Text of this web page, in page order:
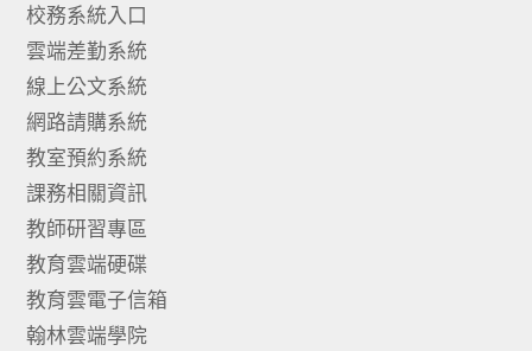
校務系統入口
雲端差勤系統
線上公文系統
網路請購系統
教室預約系統
課務相關資訊
教師研習專區
教育雲端硬碟
教育雲電子信箱
翰林雲端學院